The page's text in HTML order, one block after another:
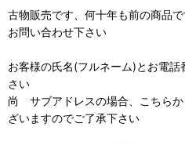
古物販売です、何十年も前の商品
お問い合わせ下さい
お客様の氏名(フルネーム)とお電
さい
尚 サブアドレスの場合、こちら
ざいますのでご了承下さい